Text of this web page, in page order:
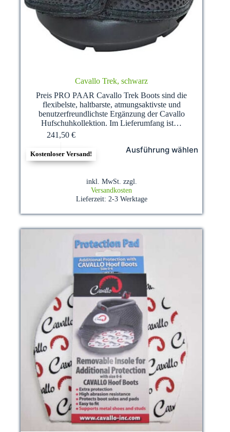
Cavallo Trek, schwarz
Preis PRO PAAR Cavallo Trek Boots sind die
flexibelste, haltbarste, atmungsaktivste und
benutzerfreundlichste Ergänzung der Cavallo
Hufschuhkollektion. Im Lieferumfang ist…
241,50 €
Kostenloser Versand! Ausführung wählen
Produkt
weist
können
auf
inkl. MwSt. zzgl.
Versandkosten
Lieferzeit: 2-3 Werktage